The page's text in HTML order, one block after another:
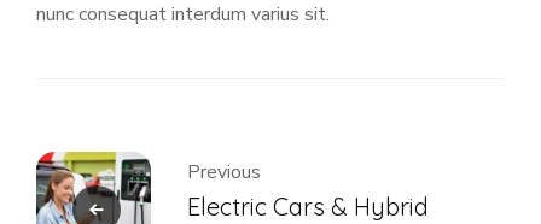
nunc consequat interdum varius sit.
Previous
Electric Cars & Hybrid